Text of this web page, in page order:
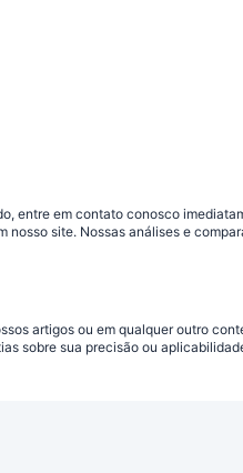
entre em contato conosco
site. Nossas análises e
artigos ou em qualquer outro
sobre sua precisão ou